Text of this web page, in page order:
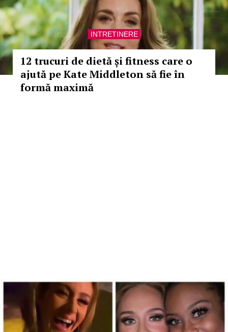
INTRETINERE
12 trucuri de dietă și fitness care o
ajută pe Kate Middleton să fie în
formă maximă